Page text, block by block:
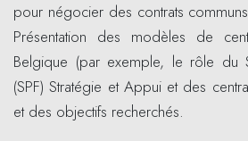
pour négocier des contrats
Présentation des modèles de
Belgique (par exemple, le rôle du
(SPF) Stratégie et Appui et des
et des objectifs recherchés.